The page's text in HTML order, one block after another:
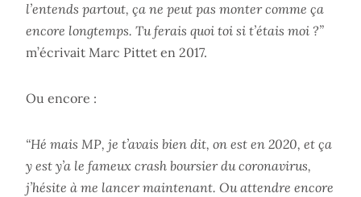
l’entends partout, ça ne peut pas monter comme ça
encore longtemps. Tu ferais quoi toi si t’étais moi ?”
m’écrivait Marc Pittet en 2017.
Ou encore :
“Hé mais MP, je t’avais bien dit, on est en 2020, et ça
y est y’a le fameux crash boursier du coronavirus,
j’hésite à me lancer maintenant. Ou attendre encore